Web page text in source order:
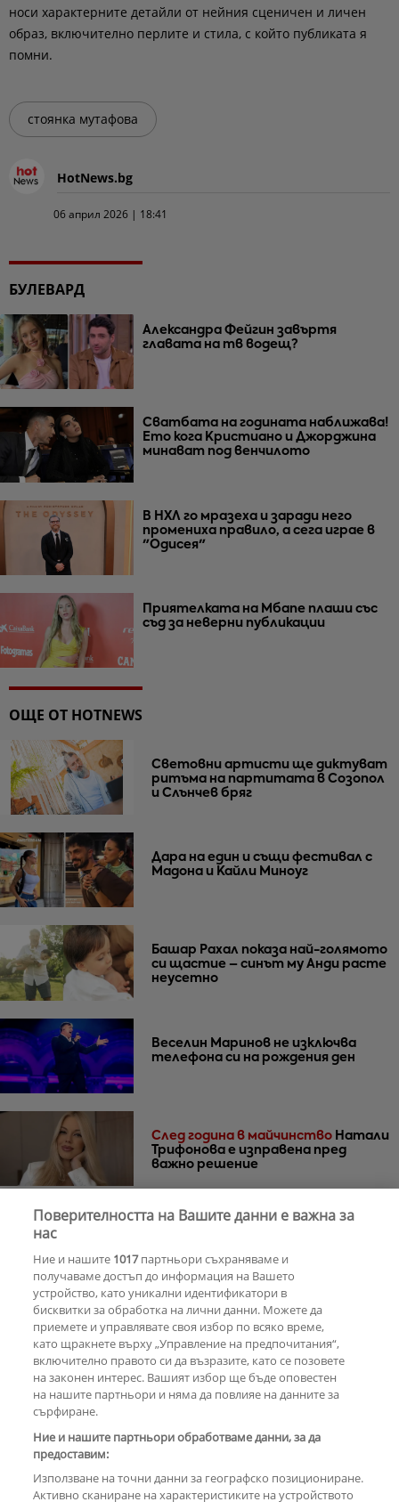
носи характерните детайли от нейния сценичен и личен
образ, включително перлите и стила, с който публиката я
помни.
стоянка мутафова
HotNews.bg
06 април 2026 | 18:41
БУЛЕВАРД
Александра Фейгин завъртя
главата на тв водещ?
Сватбата на годината наближава!
Ето кога Кристиано и Джорджина
минават под венчилото
В НХЛ го мразеха и заради него
промениха правило, а сега играе в
"Одисея"
Приятелката на Мбапе плаши със
съд за неверни публикации
ОЩЕ ОТ HOTNEWS
Световни артисти ще диктуват
ритъма на партитата в Созопол
и Слънчев бряг
Дара на един и същи фестивал с
Мадона и Кайли Миноуг
Башар Рахал показа най-голямото
си щастие – синът му Анди расте
неусетно
Веселин Маринов не изключва
телефона си на рождения ден
След година в майчинство Натали
Трифонова е изправена пред
важно решение
приятелки
РЕКЛАМА
КОМЕНТАРИ
Поверителността на Вашите данни е важна за
нас
Ние и нашите 1017партньори съхраняваме и
получаваме достъп до информация на Вашето
устройство, като уникални идентификатори в
бисквитки за обработка на лични данни. Можете да
приемете и управлявате своя избор по всяко време,
като щракнете върху „Управление на предпочитания“,
включително правото си да възразите, като се позовете
на законен интерес. Вашият избор ще бъде оповестен
на нашите партньори и няма да повлияе на данните за
сърфиране.
Ние и нашите партньори обработваме данни, за да
предоставим:
Използване на точни данни за географско позициониране.
Активно сканиране на характеристиките на устройството